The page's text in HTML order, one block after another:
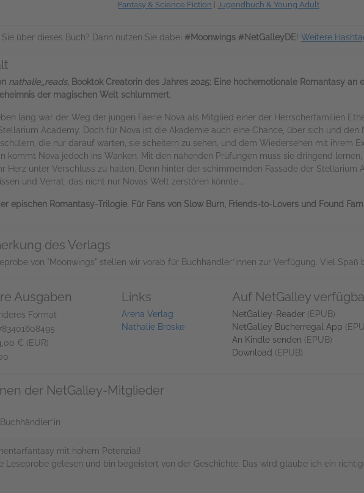
Fantasy & Science Fiction Jugendbuch & Young Adult
über dieses Buch? Dann nutzen Sie dabei #Moonwings #NetGalleyDE! Weitere
nathalie_reads, Booktok Creatorin des Jahres 2025: Eine hochemotionale Romantasy
der magischen Welt schlummert.
lang war der Weg der jungen Faerie Nova als Mitglied einer der Herrscherfamilien
Academy. Doch für Nova ist die Akademie auch eine Chance, über sich und den
die nur darauf warten, sie scheitern zu sehen, und dem Wiedersehen mit ihrem
kommt Nova jedoch ins Wanken. Mit den nahenden Prüfungen muss sie dringend
Herz unter Verschluss zu halten. Denn hinter der schimmernden Fassade der Stellarium
und Verrat, das nicht nur Novas Welt zerstören könnte …
epischen Romantasy-Trilogie. Für Fans von Slow Burn, Friends-to-Lovers und Found
des Verlags
von "Moonwings" stellen wir vorab für Buchhändler*innen zur Verfügung. Viel Spaß
Ausgaben
Format
€ (EUR)
Links
Arena Verlag
Nathalie Bröske
Auf NetGalley
NetGalley-Reader (EPUB)
NetGalley Bücherregal App
An Kindle senden (EPUB)
Download (EPUB)
der NetGalley-Mitglieder
mit hohem Potenzial!
Leseprobe gelesen und bin begeistert von der Geschichte. Das wird glaube ich ein